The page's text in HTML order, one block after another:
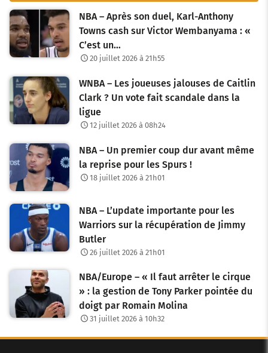
NBA – Après son duel, Karl-Anthony
Towns cash sur Victor Wembanyama : «
C’est un…
20 juillet 2026 à 21h55
WNBA – Les joueuses jalouses de Caitlin
Clark ? Un vote fait scandale dans la
ligue
12 juillet 2026 à 08h24
NBA – Un premier coup dur avant même
la reprise pour les Spurs !
18 juillet 2026 à 21h01
NBA – L’update importante pour les
Warriors sur la récupération de Jimmy
Butler
26 juillet 2026 à 21h01
NBA/Europe – « Il faut arrêter le cirque
» : la gestion de Tony Parker pointée du
doigt par Romain Molina
31 juillet 2026 à 10h32